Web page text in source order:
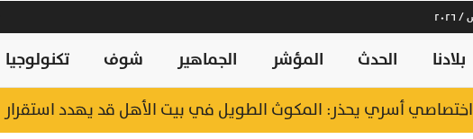
بلادنا الحدث المؤشر الجماهير شوف تكنولوجيا
اختصاصي أسري يحذر: المكوث الطويل في بيت الأهل قد يهدد استقرار